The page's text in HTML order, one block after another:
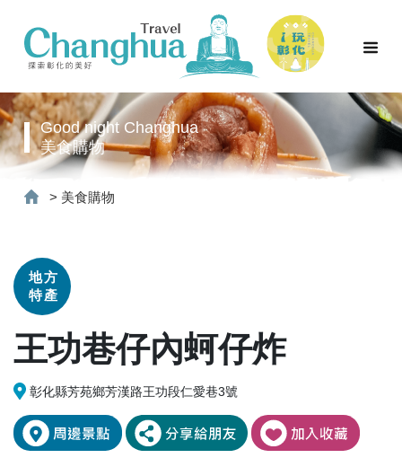
Good night Changhua
美食購物
> 美食購物
地方
特產
王功巷仔內蚵仔炸
彰化縣芳苑鄉芳漢路王功段仁愛巷3號